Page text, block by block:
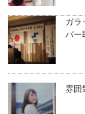
ガラ
バー
雰囲